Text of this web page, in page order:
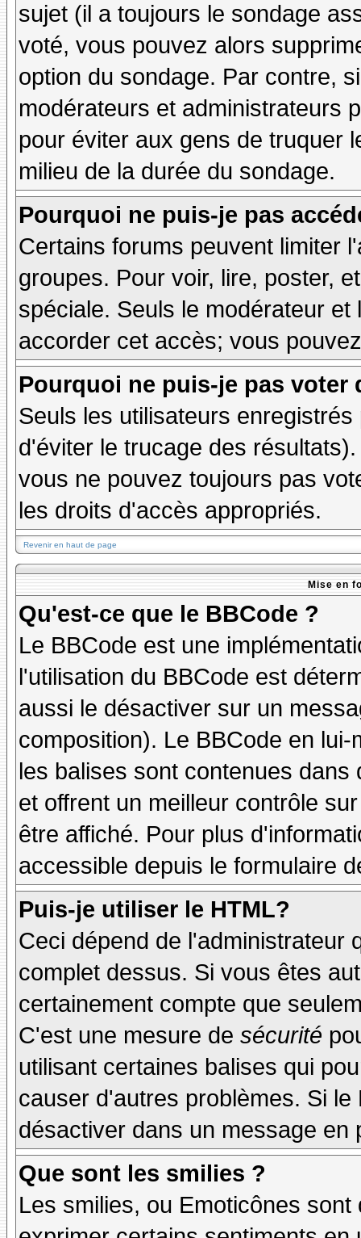
sujet (il a toujours le sondage
voté, vous pouvez alors
option du sondage. Par contre,
modérateurs et administrateurs
pour éviter aux gens de truquer
milieu de la durée du sondage.
Pourquoi ne puis-je pas
Certains forums peuvent limiter
groupes. Pour voir, lire, poster,
spéciale. Seuls le modérateur
accorder cet accès; vous
Pourquoi ne puis-je pas voter
Seuls les utilisateurs
d'éviter le trucage des
vous ne pouvez toujours pas
les droits d'accès appropriés.
Revenir en haut de page
Mise en
Qu'est-ce que le BBCode ?
Le BBCode est une
l'utilisation du BBCode est
aussi le désactiver sur un
composition). Le BBCode en
les balises sont contenues
et offrent un meilleur contrôle
être affiché. Pour plus
accessible depuis le formulaire
Puis-je utiliser le HTML?
Ceci dépend de l'administrateur
complet dessus. Si vous êtes
certainement compte que
C'est une mesure de sécurité
utilisant certaines balises qui
causer d'autres problèmes. Si
désactiver dans un message
Que sont les smilies ?
Les smilies, ou Emoticônes